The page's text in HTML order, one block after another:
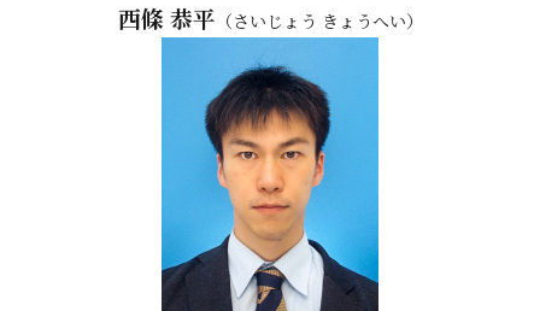
西條 恭平 （さいじょう きょうへい）